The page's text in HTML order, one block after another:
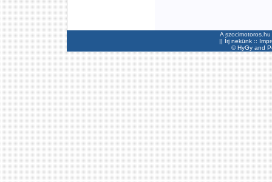
A
|| Írj nekünk ::
©HyGyand